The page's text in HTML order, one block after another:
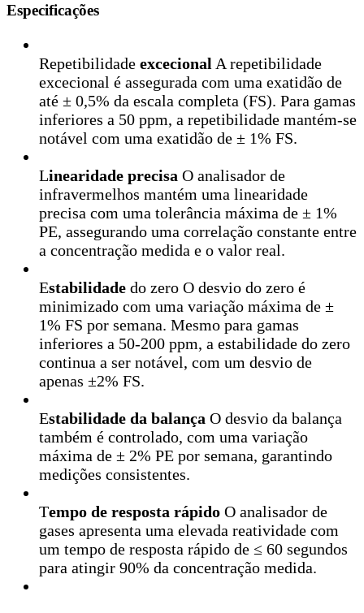
Especificações
Repetibilidade excecional A repetibilidade
excecional é assegurada com uma exatidão de
até ± 0,5% da escala completa (FS). Para gamas
inferiores a 50 ppm, a repetibilidade mantém-se
notável com uma exatidão de ± 1% FS.
Linearidade precisa O analisador de
infravermelhos mantém uma linearidade
precisa com uma tolerância máxima de ± 1%
PE, assegurando uma correlação constante entre
a concentração medida e o valor real.
Estabilidade do zero O desvio do zero é
minimizado com uma variação máxima de ±
1% FS por semana. Mesmo para gamas
inferiores a 50-200 ppm, a estabilidade do zero
continua a ser notável, com um desvio de
apenas ±2% FS.
Estabilidade da balança O desvio da balança
também é controlado, com uma variação
máxima de ± 2% PE por semana, garantindo
medições consistentes.
Tempo de resposta rápido O analisador de
gases apresenta uma elevada reatividade com
um tempo de resposta rápido de ≤ 60 segundos
para atingir 90% da concentração medida.